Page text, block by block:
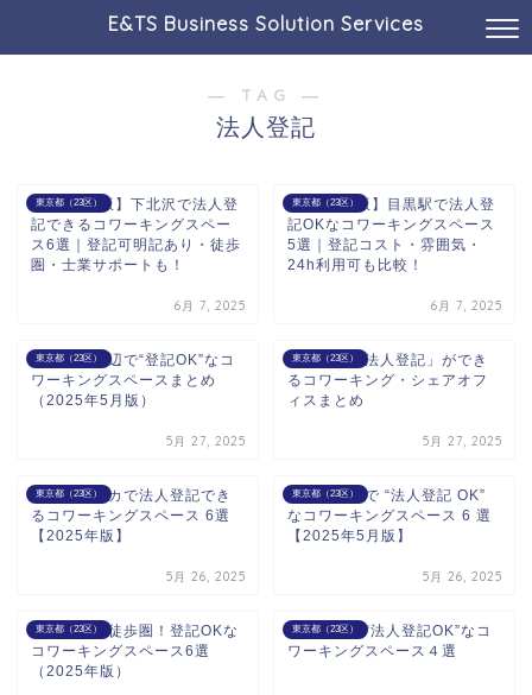
E&TS Business Solution Services
― TAG ―
法人登記
東京都（23区）
【2025年版】下北沢で法人登
記できるコワーキングスペー
ス6選｜登記可明記あり・徒歩
圏・士業サポートも！
6月 7, 2025
東京都（23区）
【2025年版】目黒駅で法人登
記OKなコワーキングスペース
5選｜登記コスト・雰囲気・
24h利用可も比較！
6月 7, 2025
東京都（23区）
六本木駅周辺で“登記OK”なコ
ワーキングスペースまとめ
（2025年5月版）
5月 27, 2025
東京都（23区）
中野駅で「法人登記」ができ
るコワーキング・シェアオフ
ィスまとめ
5月 27, 2025
東京都（23区）
秋葉原駅チカで法人登記でき
るコワーキングスペース 6選
【2025年版】
5月 26, 2025
東京都（23区）
上野駅周辺で “法人登記 OK”
なコワーキングスペース 6 選
【2025年5月版】
5月 26, 2025
東京都（23区）
東京駅から徒歩圏！登記OKな
コワーキングスペース6選
（2025年版）
東京都（23区）
🚀品川駅で“法人登記OK”なコ
ワーキングスペース４選